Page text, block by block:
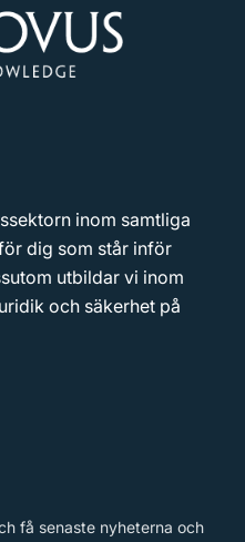
inom samtliga
dig som står inför
utbildar vi inom
och säkerhet på
få senaste nyheterna och